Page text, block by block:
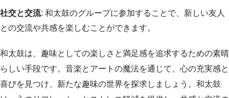
社交と交流: 和太鼓のグループに参加することで、新しい友人
との交流や共感を楽しむことができます。
和太鼓は、趣味としての楽しさと満足感を追求するための素晴
らしい手段です。音楽とアートの魔法を通じて、心の充実感と
喜びを見つけ、新たな趣味の世界を探求しましょう。和太鼓